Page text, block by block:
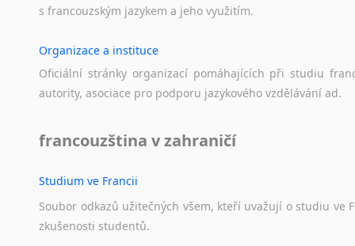
s francouzským jazykem a jeho využitím.
Organizace a instituce
Oficiální stránky organizací pomáhajících při studiu
autority, asociace pro podporu jazykového vzdělávání ad.
francouzština v zahraničí
Studium ve Francii
Soubor odkazů užitečných všem, kteří uvažují o studiu ve
zkušenosti studentů.